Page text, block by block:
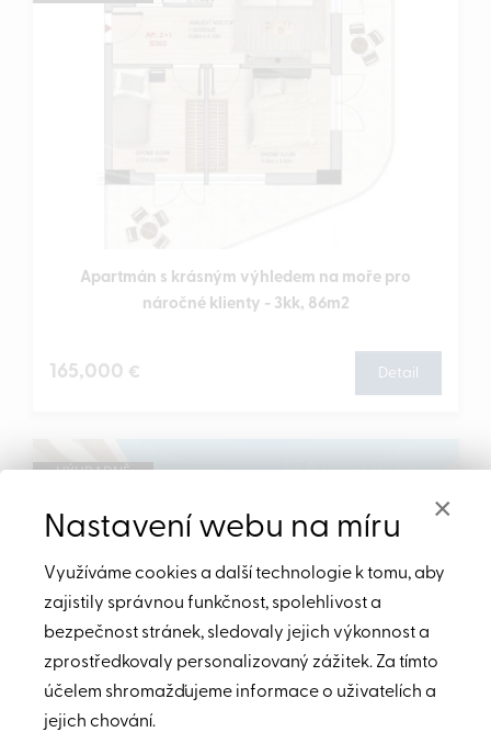
Apartmán s krásným výhledem na moře pro
náročné klienty - 3kk, 86m2
165,000 € Detail
VÝHRADNĚ
Nastavení webu na míru ×
Využíváme cookies a další technologie k tomu, aby
zajistily správnou funkčnost, spolehlivost a
bezpečnost stránek, sledovaly jejich výkonnost a
zprostředkovaly personalizovaný zážitek. Za tímto
účelem shromažďujeme informace o uživatelích a
jejich chování.